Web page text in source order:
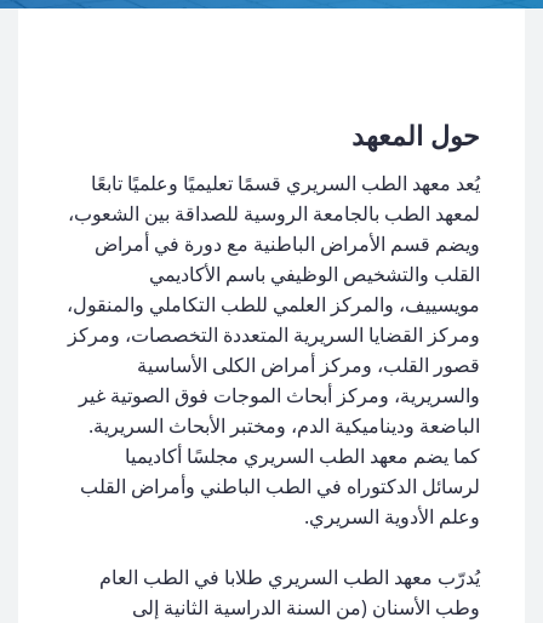
حول المعهد
يُعد معهد الطب السريري قسمًا تعليميًا وعلميًا تابعًا
لمعهد الطب بالجامعة الروسية للصداقة بين الشعوب،
ويضم قسم الأمراض الباطنية مع دورة في أمراض
القلب والتشخيص الوظيفي باسم الأكاديمي
مويسييف، والمركز العلمي للطب التكاملي والمنقول،
ومركز القضايا السريرية المتعددة التخصصات، ومركز
قصور القلب، ومركز أمراض الكلى الأساسية
والسريرية، ومركز أبحاث الموجات فوق الصوتية غير
الباضعة وديناميكية الدم، ومختبر الأبحاث السريرية.
كما يضم معهد الطب السريري مجلسًا أكاديميا
لرسائل الدكتوراه في الطب الباطني وأمراض القلب
وعلم الأدوية السريري.
يُدرّب معهد الطب السريري طلابا في الطب العام
وطب الأسنان (من السنة الدراسية الثانية إلى